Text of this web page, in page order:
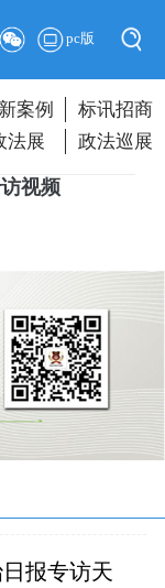
pc版
案例
标讯招商
法展 政法巡展
视频
报专访天